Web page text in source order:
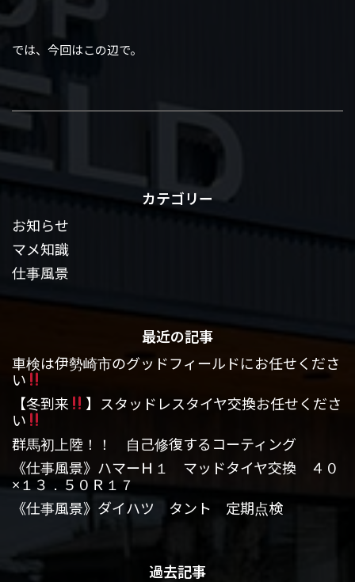
では、今回はこの辺で。
カテゴリー
お知らせ
マメ知識
仕事風景
最近の記事
車検は伊勢崎市のグッドフィールドにお任せくださ
い
【冬到来
】スタッドレスタイヤ交換お任せくださ
い
群馬初上陸！！ 自己修復するコーティング
《仕事風景》ハマーＨ１ マッドタイヤ交換 ４０
×１３．５０Ｒ１７
《仕事風景》ダイハツ タント 定期点検
過去記事